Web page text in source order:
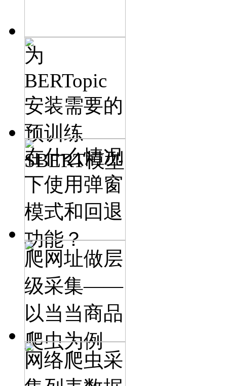
为
BERTopic
安装需要的
预训练
SBERT模型
在什么情况
下使用弹窗
模式和回退
功能？
爬网址做层
级采集——
以当当商品
爬虫为例
网络爬虫采